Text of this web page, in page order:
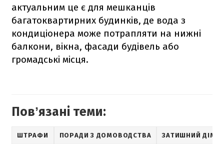
актуальним це є для мешканців
багатоквартирних будинків, де вода з
кондиціонера може потрапляти на нижні
балкони, вікна, фасади будівель або
громадські місця.
Повʼязані теми:
ШТРАФИ ПОРАДИ З ДОМОВОДСТВА ЗАТИШНИЙ ДІМ